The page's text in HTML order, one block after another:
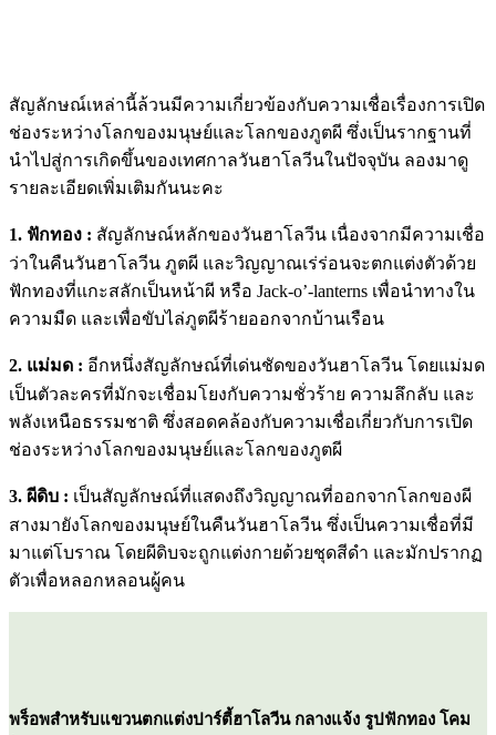
สัญลักษณ์เหล่านี้ล้วนมีความเกี่ยวข้องกับความเชื่อเรื่องการเปิด
ช่องระหว่างโลกของมนุษย์และโลกของภูตผี ซึ่งเป็นรากฐานที่
นำไปสู่การเกิดขึ้นของเทศกาลวันฮาโลวีนในปัจจุบัน ลองมาดู
รายละเอียดเพิ่มเติมกันนะคะ
1. ฟักทอง : สัญลักษณ์หลักของวันฮาโลวีน เนื่องจากมีความเชื่อ
ว่าในคืนวันฮาโลวีน ภูตผี และวิญญาณเร่ร่อนจะตกแต่งตัวด้วย
ฟักทองที่แกะสลักเป็นหน้าผี หรือ Jack-o’-lanterns เพื่อนำทางใน
ความมืด และเพื่อขับไล่ภูตผีร้ายออกจากบ้านเรือน
2. แม่มด : อีกหนึ่งสัญลักษณ์ที่เด่นชัดของวันฮาโลวีน โดยแม่มด
เป็นตัวละครที่มักจะเชื่อมโยงกับความชั่วร้าย ความลึกลับ และ
พลังเหนือธรรมชาติ ซึ่งสอดคล้องกับความเชื่อเกี่ยวกับการเปิด
ช่องระหว่างโลกของมนุษย์และโลกของภูตผี
3. ผีดิบ : เป็นสัญลักษณ์ที่แสดงถึงวิญญาณที่ออกจากโลกของผี
สางมายังโลกของมนุษย์ในคืนวันฮาโลวีน ซึ่งเป็นความเชื่อที่มี
มาแต่โบราณ โดยผีดิบจะถูกแต่งกายด้วยชุดสีดำ และมักปรากฏ
ตัวเพื่อหลอกหลอนผู้คน
พร็อพสําหรับแขวนตกแต่งปาร์ตี้ฮาโลวีน กลางแจ้ง รูปฟักทอง โคม